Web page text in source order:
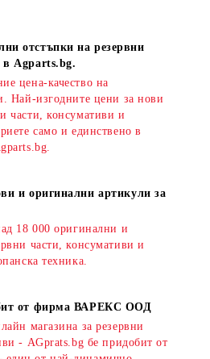
отстъпки на резервни
в Agparts.bg.
цена-качество на
Най-изгодните цени за нови
части, консумативи и
само и единствено в
и оригинални артикули за
18 000 оригинални и
части, консумативи и
техника.
от фирма ВАРЕКС ООД
магазина за резервни
- AGprats.bg бе придобит от